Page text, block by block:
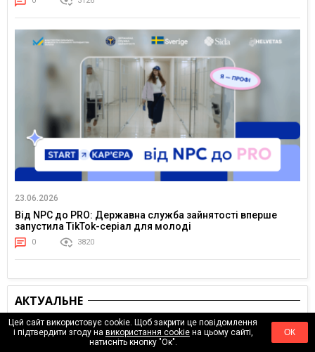
23.06.2026
Від NPC до PRO: Державна служба зайнятості вперше
запустила TikTok-серіал для молоді
0 3820
АКТУАЛЬНЕ
Цей сайт використовує cookie. Щоб закрити це повідомлення
і підтвердити згоду на використання cookieна цьому сайті,
натисніть кнопку "Ок".
ОК